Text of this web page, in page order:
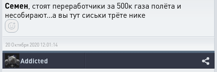
Семен , стоят переработчики за 500к газа полёта и
несобирают...а вы тут сиськи трёте нике
20 Октября 2020 12:01:14
Addicted